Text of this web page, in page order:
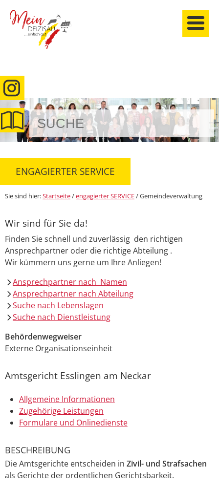
anmelden
ENGAGIERTER SERVICE
Sie sind hier:Startseite/engagierter SERVICE/Gemeindeverwaltung
Wir sind für Sie da!
Finden Sie schnell und zuverlässig den richtigen
Ansprechpartner oder die richtige Abteilung .
Wir kümmern uns gerne um Ihre Anliegen!
Ansprechpartner nach Namen
Ansprechpartner nach Abteilung
Suche nach Lebenslagen
Suche nach Dienstleistung
Behördenwegweiser
Externe Organisationseinheit
Amtsgericht Esslingen am Neckar
Allgemeine Informationen
Zugehörige Leistungen
Formulare und Onlinedienste
BESCHREIBUNG
Die Amtsgerichte entscheiden in Zivil- und Strafsachen
als Gerichte der ordentlichen Gerichtsbarkeit.